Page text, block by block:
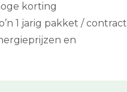
korting
1 jarig pakket / contract
en